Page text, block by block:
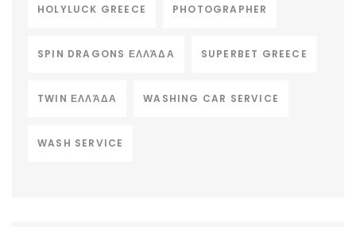
HOLYLUCK GREECE PHOTOGRAPHER
SPIN DRAGONS ΕΛΛΆΔΑ SUPERBET GREECE
TWIN ΕΛΛΆΔΑ WASHING CAR SERVICE
WASH SERVICE